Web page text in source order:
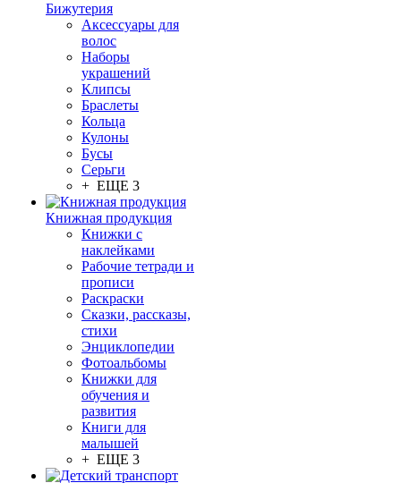
Бижутерия
Аксессуары для
волос
Наборы
украшений
Клипсы
Браслеты
Кольца
Кулоны
Бусы
Серьги
+ ЕЩЕ 3
Книжная продукция
Книжки с
наклейками
Рабочие тетради и
прописи
Раскраски
Сказки, рассказы,
стихи
Энциклопедии
Фотоальбомы
Книжки для
обучения и
развития
Книги для
малышей
+ ЕЩЕ 3